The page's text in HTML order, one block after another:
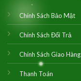
Chính Sách Bảo Mật
Chính Sách Đổi Trả
Chính Sách Giao Hàng
Thanh Toán